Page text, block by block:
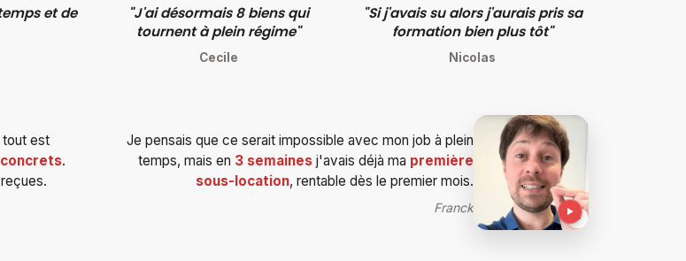
et de
"J'ai désormais 8 biens qui
tournent à plein régime"
Cecile
"Si j'avais su alors j'aurais pris sa
formation bien plus tôt"
Nicolas
tout est
.
Je pensais que ce serait impossible avec mon job à plein
temps, mais en 3 semaines j'avais déjà ma première
sous-location, rentable dès le premier mois.
Franck